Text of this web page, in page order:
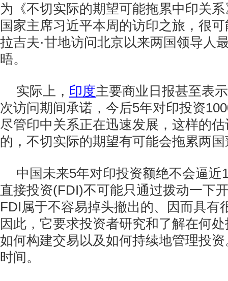
为《不切实际的期望可能拖累中印关
国家主席习近平本周的访印之旅，很
拉吉夫·甘地访问北京以来两国领导人
晤。
实际上， 印度主要商业日报甚至表
次访问期间承诺，今后5年对印投资
尽管印中关系正在迅速发展，这样的
的，不切实际的期望有可能会拖累两
中国未来5年对印投资额绝不会逼近
直接投资(FDI)不可能只通过拨动一下
FDI属于不容易掉头撤出的、因而具有
因此，它要求投资者研究和了解在何
如何构建交易以及如何持续地管理投
时间。